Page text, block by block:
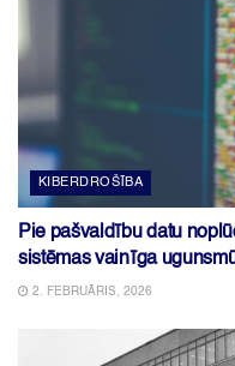
KIBERDROŠĪBA
Pie pašvaldību datu
sistēmas vainīga
2. FEBRUĀRIS, 2026